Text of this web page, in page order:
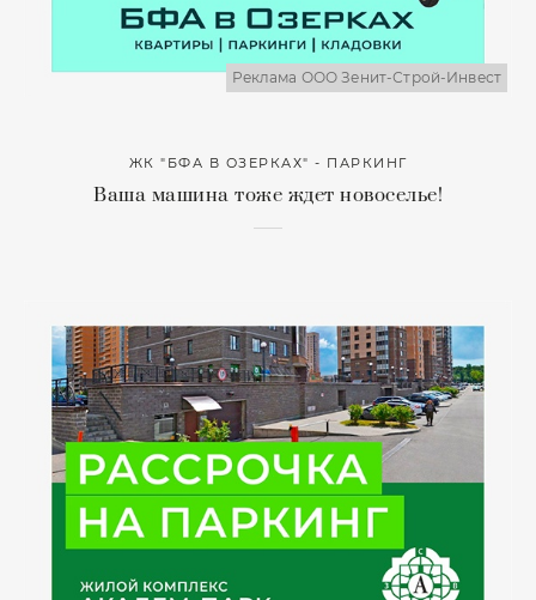
Реклама ООО Зенит-Строй-Инвест
ЖК "БФА В ОЗЕРКАХ" - ПАРКИНГ
Ваша машина тоже ждет новоселье!